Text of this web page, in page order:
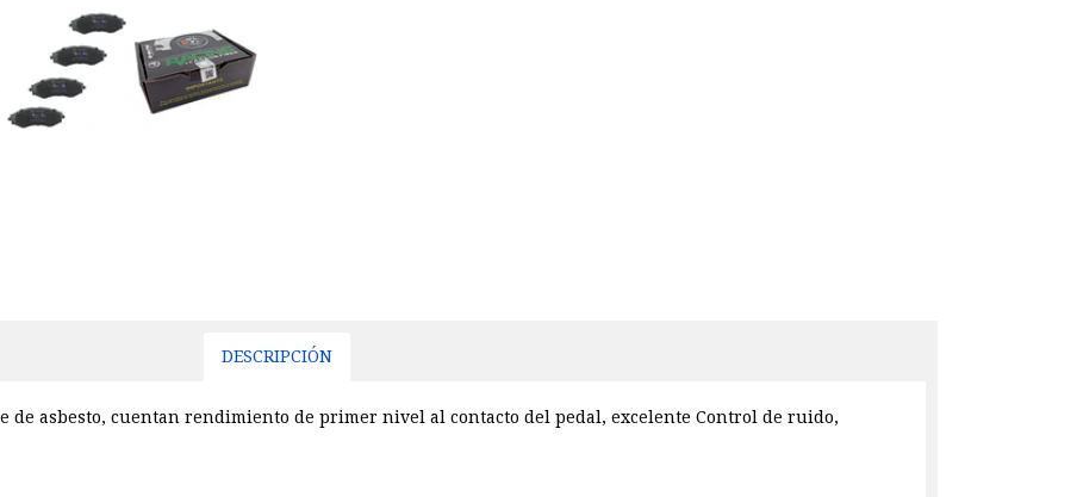
DESCRIPCIÓN
de asbesto, cuentan rendimiento de primer nivel al contacto del pedal, excelente Control de ruido,